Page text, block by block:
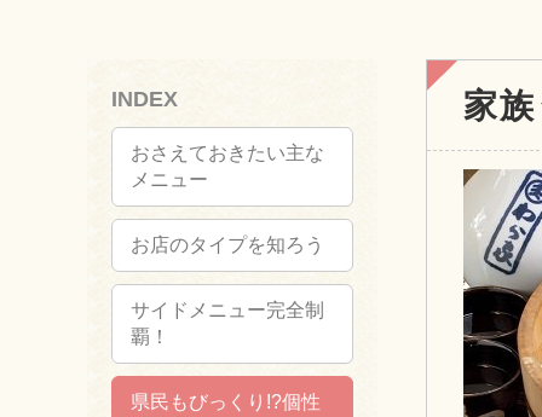
家
INDEX
おさえておきたい主な
メニュー
お店のタイプを知ろう
サイドメニュー完全制
覇！
県民もびっくり!?個性